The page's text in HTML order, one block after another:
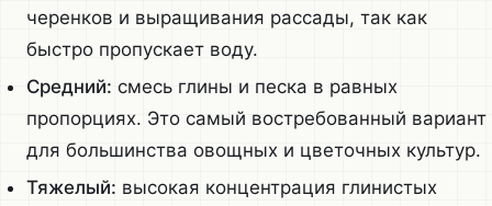
черенков и выращивания рассады, так как
быстро пропускает воду.
Средний: смесь глины и песка в равных
пропорциях. Это самый востребованный вариант
для большинства овощных и цветочных культур.
Тяжелый: высокая концентрация глинистых